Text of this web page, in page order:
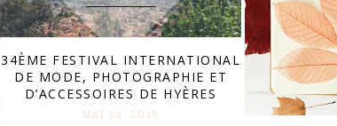
34ÈME FESTIVAL INTERNATIONAL
DE MODE, PHOTOGRAPHIE ET
D’ACCESSOIRES DE HYÈRES
MAI 14. 2019